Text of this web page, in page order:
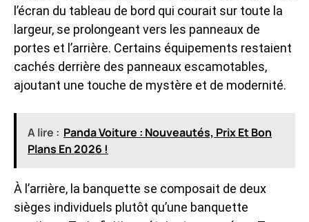
l’écran du tableau de bord qui courait sur toute la
largeur, se prolongeant vers les panneaux de
portes et l’arrière. Certains équipements restaient
cachés derrière des panneaux escamotables,
ajoutant une touche de mystère et de modernité.
A lire : Panda Voiture : Nouveautés, Prix Et Bon
Plans En 2026 !
À l’arrière, la banquette se composait de deux
sièges individuels plutôt qu’une banquette